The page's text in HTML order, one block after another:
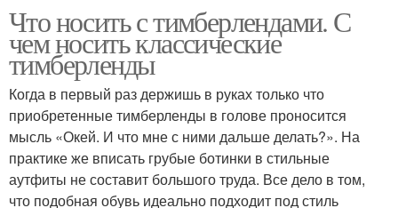
Что носить с тимберлендами. С
чем носить классические
тимберленды
Когда в первый раз держишь в руках только что
приобретенные тимберленды в голове проносится
мысль «Окей. И что мне с ними дальше делать?». На
практике же вписать грубые ботинки в стильные
аутфиты не составит большого труда. Все дело в том,
что подобная обувь идеально подходит под стиль